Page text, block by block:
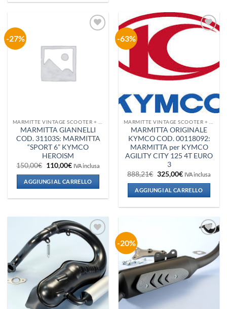
-27%
MARMITTA GIANNELLI
COD. 31103S: MARMITTA
“SPORT 6” KYMCO
HEROISM
150,00€ Il
prezzo
originale
era:
150,00€.
110,00€Il
attuale
è:
110,00€.
IVA inclusa
AGGIUNGI AL CARRELLO
-63%
MARMITTA ORIGINALE
KYMCO COD. 00118092:
MARMITTA per KYMCO
AGILITY CITY 125 4T EURO
3
888,21€ Il
prezzo
originale
era:
888,21€.
325,00€Il
attuale
è:
325,00€.
IVA inclusa
AGGIUNGI AL CARRELLO
Aggiungi
alla lista
dei
desideri
-20%
alla lista
dei
desideri